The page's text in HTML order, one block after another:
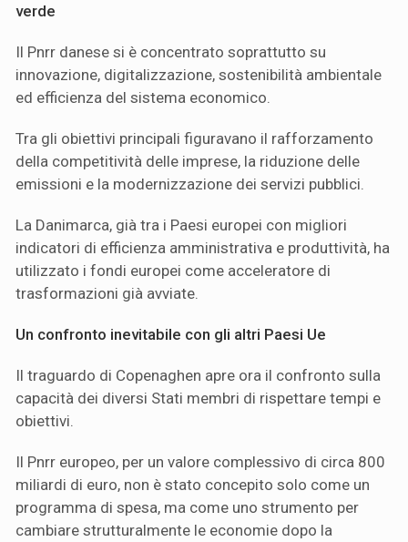
verde
Il Pnrr danese si è concentrato soprattutto su
innovazione, digitalizzazione, sostenibilità ambientale
ed efficienza del sistema economico.
Tra gli obiettivi principali figuravano il rafforzamento
della competitività delle imprese, la riduzione delle
emissioni e la modernizzazione dei servizi pubblici.
La Danimarca, già tra i Paesi europei con migliori
indicatori di efficienza amministrativa e produttività, ha
utilizzato i fondi europei come acceleratore di
trasformazioni già avviate.
Un confronto inevitabile con gli altri Paesi Ue
Il traguardo di Copenaghen apre ora il confronto sulla
capacità dei diversi Stati membri di rispettare tempi e
obiettivi.
Il Pnrr europeo, per un valore complessivo di circa 800
miliardi di euro, non è stato concepito solo come un
programma di spesa, ma come uno strumento per
cambiare strutturalmente le economie dopo la